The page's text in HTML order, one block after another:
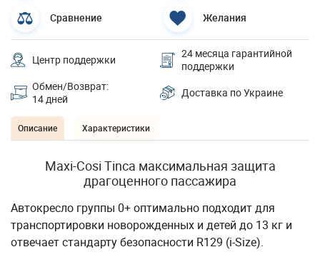
Сравнение Желания
Центр поддержки
24 месяца гарантийной
поддержки
Обмен/Возврат:
14 дней
Доставка по Украине
Описание Характеристики
Maxi-Cosi Tinca максимальная защита
драгоценного пассажира
Автокресло группы 0+ оптимально подходит для
транспортировки новорожденных и детей до 13 кг и
отвечает стандарту безопасности R129 (i-Size).